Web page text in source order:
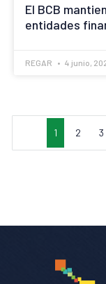
El BCB
entidades
REGAR 4 junio,
1 2 3